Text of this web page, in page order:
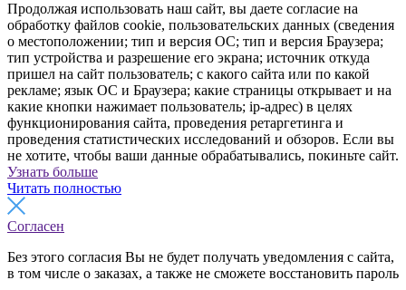
Продолжая использовать наш сайт, вы даете согласие на
обработку файлов cookie, пользовательских данных (сведения
о местоположении; тип и версия ОС; тип и версия Браузера;
тип устройства и разрешение его экрана; источник откуда
пришел на сайт пользователь; с какого сайта или по какой
рекламе; язык ОС и Браузера; какие страницы открывает и на
какие кнопки нажимает пользователь; ip-адрес) в целях
функционирования сайта, проведения ретаргетинга и
проведения статистических исследований и обзоров. Если вы
не хотите, чтобы ваши данные обрабатывались, покиньте сайт.
Узнать больше
Читать полностью
Согласен
Без этого согласия Вы не будет получать уведомления с сайта,
в том числе о заказах, а также не сможете восстановить пароль